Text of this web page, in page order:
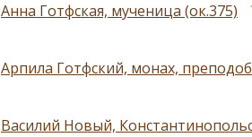
Анна Готфская, мученица (ок.375)
Арпила Готфский, монах,
Василий Новый,